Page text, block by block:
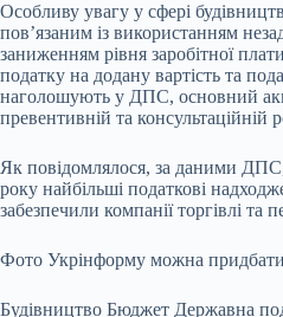
Особливу увагу у сфері
пов’язаним із використанням
заниженням рівня заробітної
податку на додану вартість та
наголошують у ДПС, основний
превентивній та консультаційній
Як повідомлялося, за даними
року найбільші податкові
забезпечили компанії торгівлі та
Фото Укрінформу можна
Будівництво Бюджет Державна